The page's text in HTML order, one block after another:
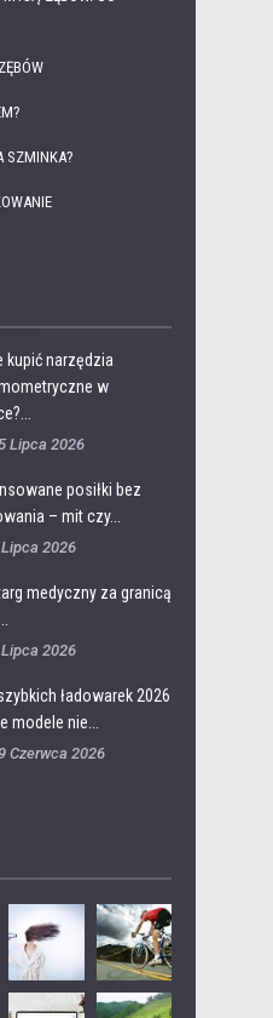
SZMINKA?
kupić narzędzia
w
Lipca 2026
posiłki bez
– mit czy...
Lipca 2026
medyczny za granicą
Lipca 2026
ładowarek 2026
modele nie...
Czerwca 2026